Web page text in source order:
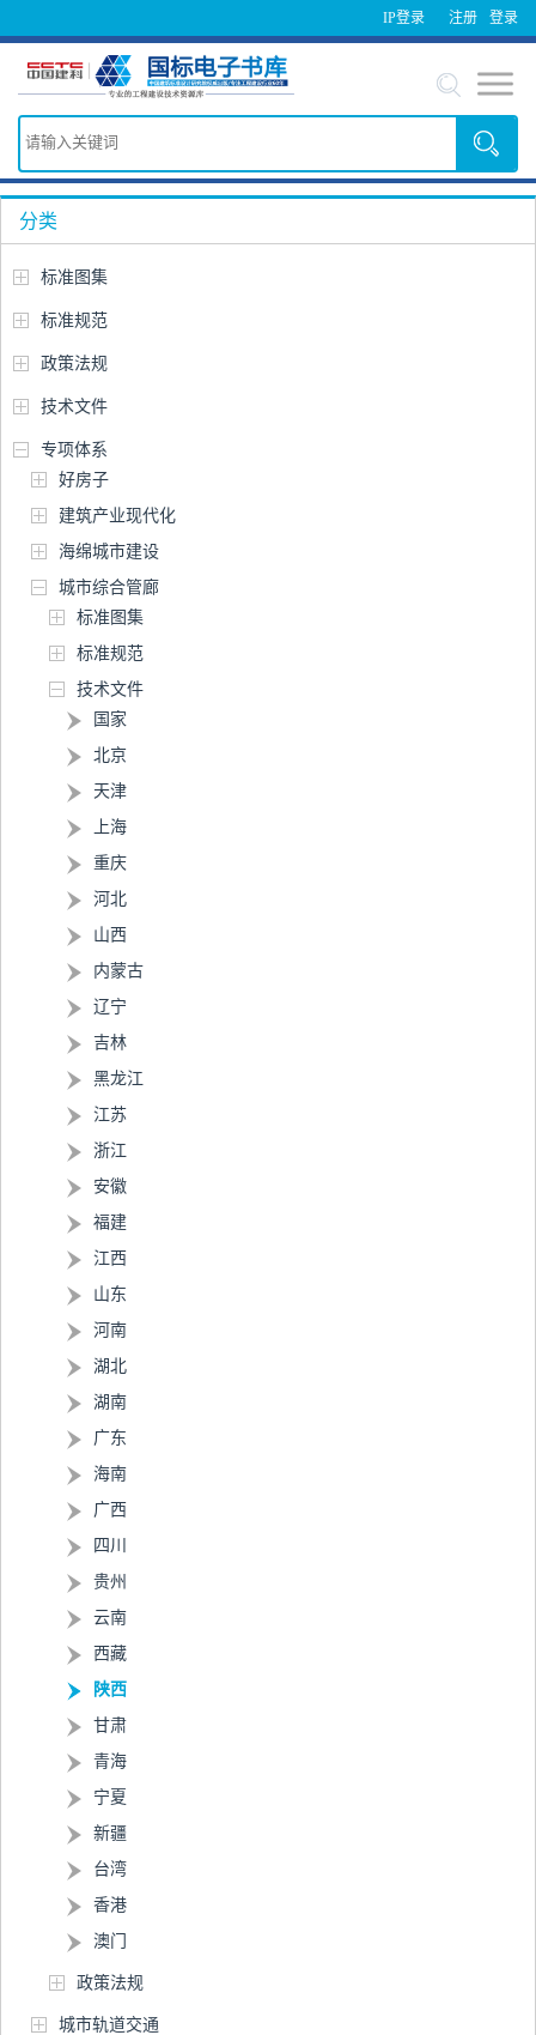
IP登录 登录
注册
分类
标准图集
标准规范
政策法规
技术文件
专项体系
好房子
建筑产业现代化
海绵城市建设
城市综合管廊
标准图集
标准规范
技术文件
国家
北京
天津
上海
重庆
河北
山西
内蒙古
辽宁
吉林
黑龙江
江苏
浙江
安徽
福建
江西
山东
河南
湖北
湖南
广东
海南
广西
四川
贵州
云南
西藏
陕西
甘肃
青海
宁夏
新疆
台湾
香港
澳门
政策法规
城市轨道交通